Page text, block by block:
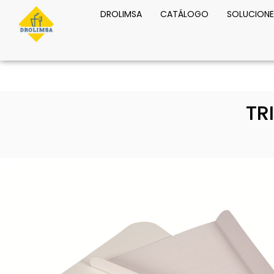
DROLIMSA CATÁLOGO